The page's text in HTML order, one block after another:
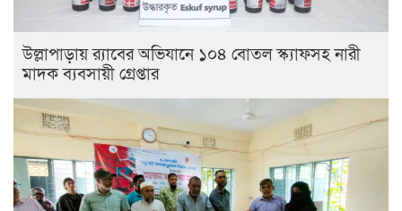
উল্লাপাড়ায় র‌্যাবের অভিযানে ১০৪ বোতল স্ক্যাফসহ নারী
মাদক ব্যবসায়ী গ্রেপ্তার